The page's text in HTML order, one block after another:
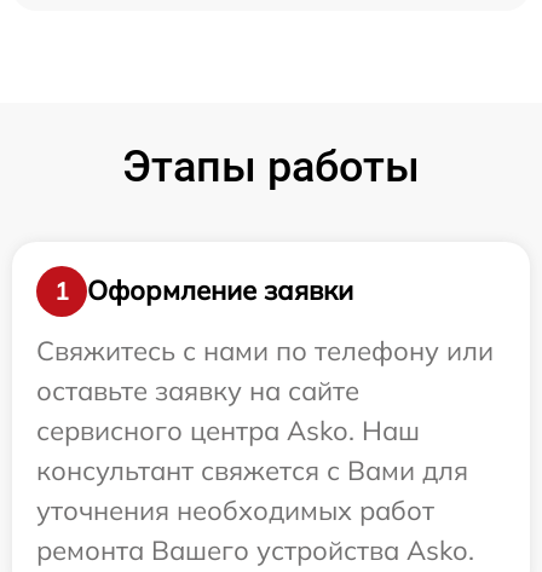
Этапы работы
1
Оформление заявки
Свяжитесь с нами по телефону или
оставьте заявку на сайте
сервисного центра Asko. Наш
консультант свяжется с Вами для
уточнения необходимых работ
ремонта Вашего устройства Asko.